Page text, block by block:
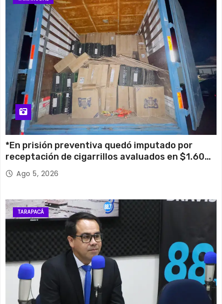
*En prisión preventiva quedó imputado por
receptación de cigarrillos avaluados en $1.600
millones*
Ago 5, 2026
TARAPACÁ